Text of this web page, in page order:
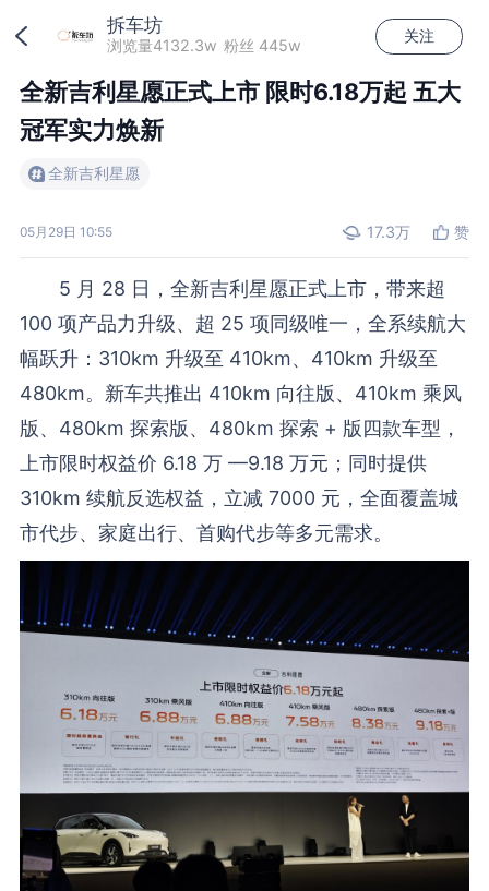
加载中...
拆车坊
浏览量4132.3w 粉丝 445w
关注
全新吉利星愿正式上市 限时6.18万起 五大
冠军实力焕新
全新吉利星愿
05月29日 10:55 17.3万 赞
5 月 28 日，全新吉利星愿正式上市，带来超
100 项产品力升级、超 25 项同级唯一，全系续航大
幅跃升：310km 升级至 410km、410km 升级至
480km。新车共推出 410km 向往版、410km 乘风
版、480km 探索版、480km 探索 + 版四款车型，
上市限时权益价 6.18 万 —9.18 万元；同时提供
310km 续航反选权益，立减 7000 元，全面覆盖城
市代步、家庭出行、首购代步等多元需求。